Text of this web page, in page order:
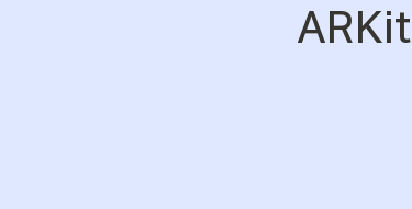
ARKit